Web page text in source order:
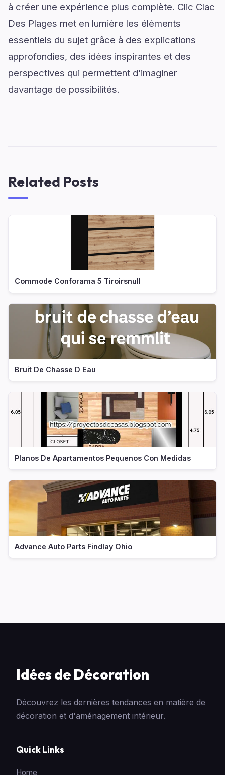
à créer une expérience plus complète. Clic Clac
Des Plages met en lumière les éléments
essentiels du sujet grâce à des explications
approfondies, des idées inspirantes et des
perspectives qui permettent d’imaginer
davantage de possibilités.
Related Posts
Commode Conforama 5 Tiroirsnull
Bruit De Chasse D Eau
Planos De Apartamentos Pequenos Con Medidas
Advance Auto Parts Findlay Ohio
Idées de Décoration
Découvrez les dernières tendances en matière de
décoration et d'aménagement intérieur.
Quick Links
Home